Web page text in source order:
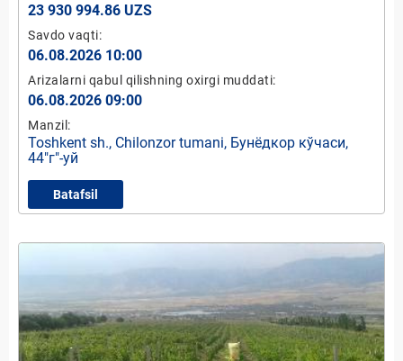
23 930 994.86 UZS
Savdo vaqti:
06.08.2026 10:00
Arizalarni qabul qilishning oxirgi muddati:
06.08.2026 09:00
Manzil:
Toshkent sh., Chilonzor tumani, Бунёдкор кўчаси,
44"г"-уй
Batafsil